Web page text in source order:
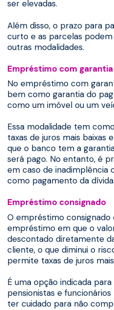
ser elevadas.
Além disso, o prazo para
curto e as parcelas
outras modalidades.
Empréstimo com garantia
No empréstimo com
bem como garantia do
como um imóvel ou um
Essa modalidade tem
taxas de juros mais baixas
que o banco tem a
será pago. No entanto, é
em caso de inadimplência
como pagamento da dívida.
Empréstimo consignado
O empréstimo consignado
empréstimo em que o
descontado diretamente
cliente, o que diminui o
permite taxas de juros
É uma opção indicada
pensionistas e
ter cuidado para não